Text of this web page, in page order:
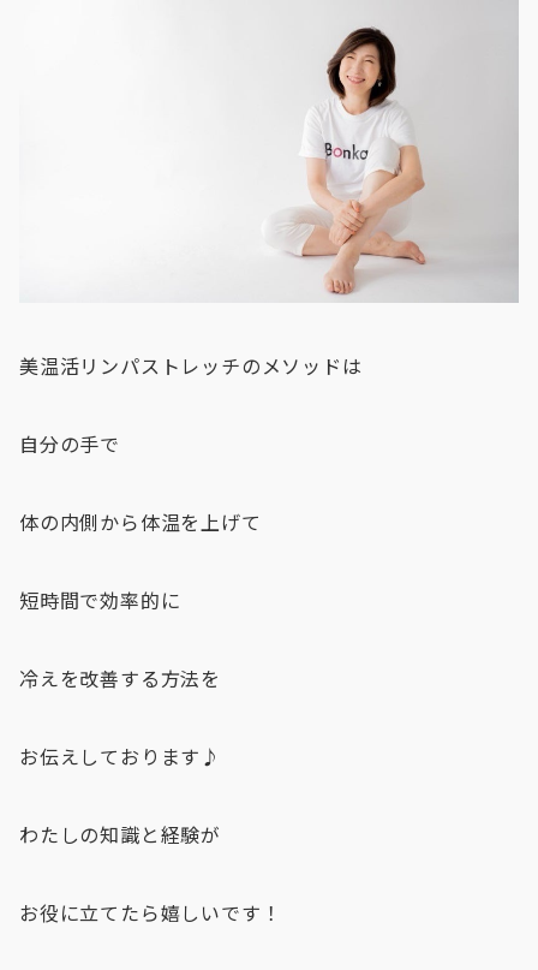
美温活リンパストレッチのメソッドは
自分の手で
体の内側から体温を上げて
短時間で効率的に
冷えを改善する方法を
お伝えしております♪
わたしの知識と経験が
お役に立てたら嬉しいです！